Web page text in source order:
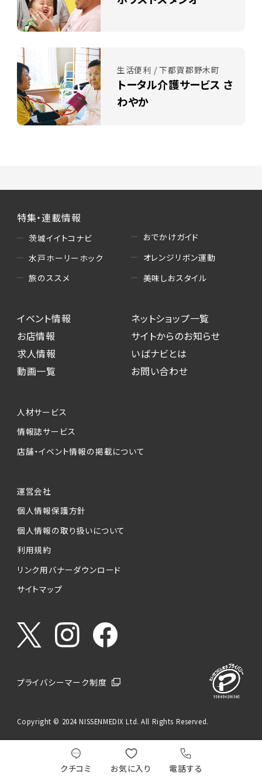
クチコミ お気に入り 電話する
生活便利 / 下都賀郡野木町
トータル介護サービス さ
わやか
特集・連載情報
茨城イイトコナビ
水戸ホーリーホック
旅のススメ
おでかけガイド
オレンジリボン運動
美味しおスタイル
イベント情報
お店情報
求人情報
動画一覧
ネットショップ一覧
サイトからのお知らせ
いばナビとは
お問い合わせ
人材サービス
情報誌サービス
店舗・イベント情報の掲載について
運営会社
個人情報保護方針
個人情報の取り扱いについて
利用規約
リンク用バナーダウンロード
サイトマップ
プライバシーマーク制度
Copyright © 2024 NISSENMEDIX Ltd. All Rights Reserved.